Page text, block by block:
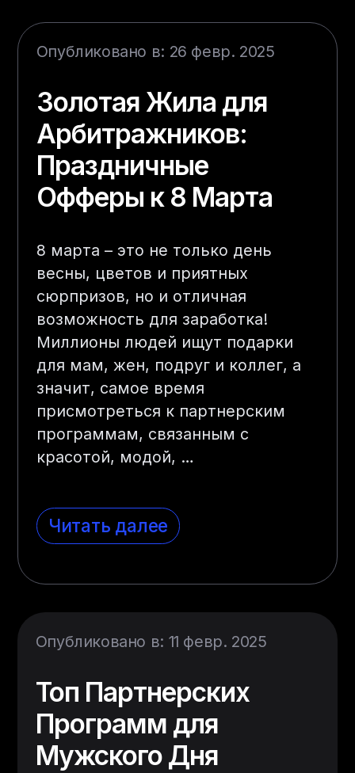
Опубликовано в: 26 февр. 2025
Золотая Жила для
Арбитражников:
Праздничные
Офферы к 8 Марта
8 марта – это не только день
весны, цветов и приятных
сюрпризов, но и отличная
возможность для заработка!
Миллионы людей ищут подарки
для мам, жен, подруг и коллег, а
значит, самое время
присмотреться к партнерским
программам, связанным с
красотой, модой, …
Читать далее
Опубликовано в: 11 февр. 2025
Топ Партнерских
Программ для
Мужского Дня